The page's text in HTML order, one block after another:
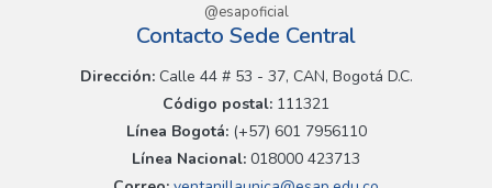
@esapoficial
Contacto Sede Central
Dirección:Calle 44 # 53 - 37, CAN, Bogotá D.C.
Código postal: 111321
Línea Bogotá:(+57) 601 7956110
Línea Nacional: 018000 423713